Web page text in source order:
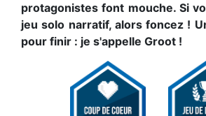
protagonistes font mouche. Si
jeu solo narratif, alors foncez !
pour finir : je s'appelle Groot !